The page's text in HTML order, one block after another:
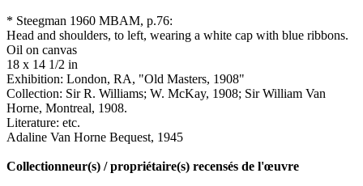
* Steegman 1960 MBAM, p.76:
Head and shoulders, to left, wearing a white cap with blue ribbons.
Oil on canvas
18 x 14 1/2 in
Exhibition: London, RA, "Old Masters, 1908"
Collection: Sir R. Williams; W. McKay, 1908; Sir William Van
Horne, Montreal, 1908.
Literature: etc.
Adaline Van Horne Bequest, 1945
Collectionneur(s) / propriétaire(s) recensés de l'œuvre